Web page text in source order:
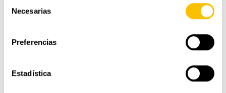
Necesarias
Preferencias
Estadística
En conjunto, los pendientes suman un total de 0,36 ct en
diamantes.
COLECCIÓN LA FLEUR